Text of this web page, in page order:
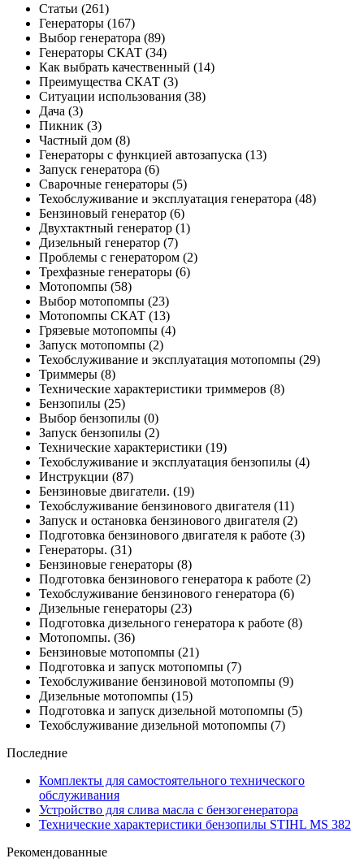
Статьи (261)
Генераторы (167)
Выбор генератора (89)
Генераторы СКАТ (34)
Как выбрать качественный (14)
Преимущества СКАТ (3)
Ситуации использования (38)
Дача (3)
Пикник (3)
Частный дом (8)
Генераторы с функцией автозапуска (13)
Запуск генератора (6)
Сварочные генераторы (5)
Техобслуживание и эксплуатация генератора (48)
Бензиновый генератор (6)
Двухтактный генератор (1)
Дизельный генератор (7)
Проблемы с генератором (2)
Трехфазные генераторы (6)
Мотопомпы (58)
Выбор мотопомпы (23)
Мотопомпы СКАТ (13)
Грязевые мотопомпы (4)
Запуск мотопомпы (2)
Техобслуживание и эксплуатация мотопомпы (29)
Триммеры (8)
Технические характеристики триммеров (8)
Бензопилы (25)
Выбор бензопилы (0)
Запуск бензопилы (2)
Технические характеристики (19)
Техобслуживание и эксплуатация бензопилы (4)
Инструкции (87)
Бензиновые двигатели. (19)
Техобслуживание бензинового двигателя (11)
Запуск и остановка бензинового двигателя (2)
Подготовка бензинового двигателя к работе (3)
Генераторы. (31)
Бензиновые генераторы (8)
Подготовка бензинового генератора к работе (2)
Техобслуживание бензинового генератора (6)
Дизельные генераторы (23)
Подготовка дизельного генератора к работе (8)
Мотопомпы. (36)
Бензиновые мотопомпы (21)
Подготовка и запуск мотопомпы (7)
Техобслуживание бензиновой мотопомпы (9)
Дизельные мотопомпы (15)
Подготовка и запуск дизельной мотопомпы (5)
Техобслуживание дизельной мотопомпы (7)
Последние
Комплекты для самостоятельного технического
обслуживания
Устройство для слива масла с бензогенератора
Технические характеристики бензопилы STIHL MS 382
Рекомендованные